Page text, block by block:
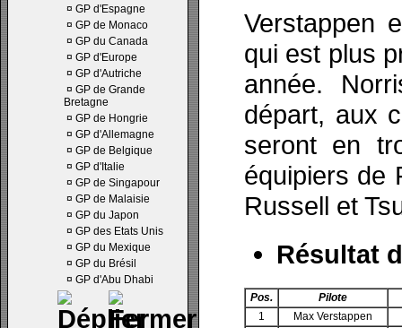
¤ GP d'Espagne
¤ GP de Monaco
¤ GP du Canada
¤ GP d'Europe
¤ GP d'Autriche
¤ GP de Grande
Bretagne
¤ GP de Hongrie
¤ GP d'Allemagne
¤ GP de Belgique
¤ GP d'Italie
¤ GP de Singapour
¤ GP de Malaisie
¤ GP du Japon
¤ GP des Etats Unis
¤ GP du Mexique
¤ GP du Brésil
¤ GP d'Abu Dhabi
Verstappen
qui est plus
année.
départ, aux
seront en
équipiers de
Russell et
Résultat
Pos.
Pilote
1
Max Verstappen